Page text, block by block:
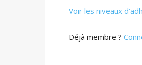
Voir les niveaux
Déjà membre ?